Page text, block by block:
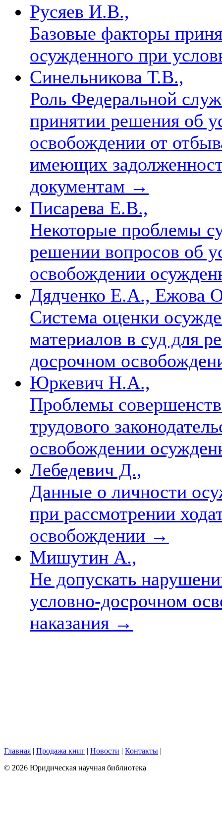
Русяев И.В.,
Базовые факторы
осужденного при
Синельникова Т.В.,
Роль Федеральной
принятии решения об
освобождении от
имеющих
документам →
Писарева Е.В.,
Некоторые проблемы
решении вопросов об
освобождении
Дядченко Е.А., Ежова
Система оценки
материалов в суд для
досрочном
Юркевич Н.А.,
Проблемы
трудового
освобождении
Лебедевич Д.,
Данные о личности
при рассмотрении
освобождении →
Мишутин А.,
Не допускать
условно-досрочном
наказания →
Главная | Продажа книг | Новости | Контакты |
© 2026 Юридическая научная библиотека